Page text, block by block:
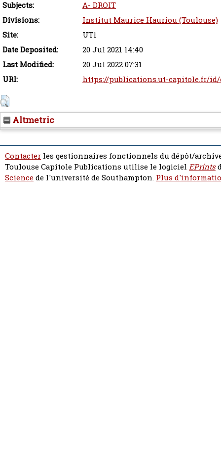
Subjects:
A- DROIT
Divisions:
Institut Maurice Hauriou (Toulouse)
Site:
UT1
Date Deposited:
20 Jul 2021 14:40
Last Modified:
20 Jul 2022 07:31
URI:
https://publications.ut-capitole.fr/
Altmetric
Contacter les gestionnaires fonctionnels du dépôt/
Toulouse Capitole Publications utilise le logiciel EPrints
Sciencede l'université de Southampton. Plus